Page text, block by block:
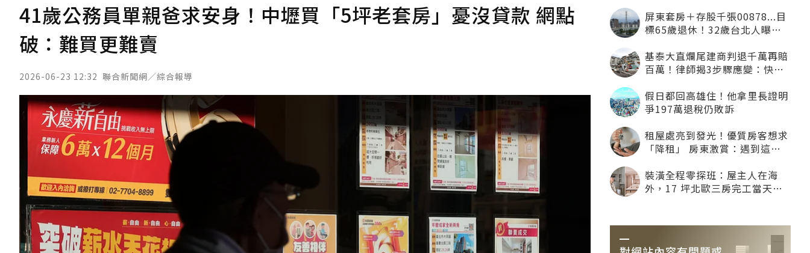
41歲公務員單親爸求安身！中壢買「5坪老套房」憂沒貸款 網點
破：難買更難賣
2026-06-23 12:32 聯合新聞網／綜合報導
屏東套房＋存股千張00878...目
標65歲退休！32歲台北人曝：
基泰大直爛尾建商判退千萬再賠
百萬！律師揭3步驟應變：快通
假日都回高雄住！他拿里長證明
爭197萬退稅仍敗訴
租屋處亮到發光！優質房客想求
「降租」 房東激賞：遇到這種
裝潢全程零探班：屋主人在海
外，17 坪北歐三房完工當天才